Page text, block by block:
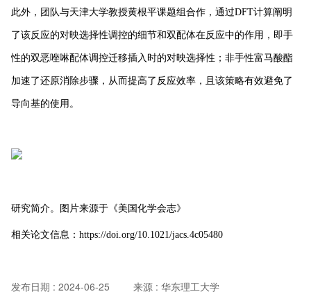
此外，团队与天津大学教授黄根平课题组合作，通过DFT计算阐明
了该反应的对映选择性调控的细节和双配体在反应中的作用，即手
性的双恶唑啉配体调控迁移插入时的对映选择性；非手性富马酸酯
加速了还原消除步骤，从而提高了反应效率，且该策略有效避免了
导向基的使用。
研究简介。图片来源于《美国化学会志》
相关论文信息：https://doi.org/10.1021/jacs.4c05480
发布日期 : 2024-06-25 来源 : 华东理工大学